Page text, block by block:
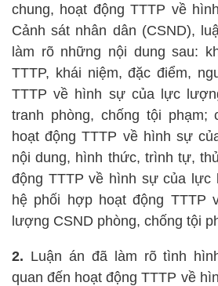
chung, hoạt động TTTP về
Cảnh sát nhân dân (CSND),
làm rõ những nội dung sau:
TTTP, khái niệm, đặc điểm,
TTTP về hình sự của lực
tranh phòng, chống tội
hoạt động TTTP về hình sự
nội dung, hình thức, trình tự,
động TTTP về hình sự của lực
hệ phối hợp hoạt động TTTP
lượng CSND phòng, chống tội
2. Luận án đã làm rõ tình
quan đến hoạt động TTTP về